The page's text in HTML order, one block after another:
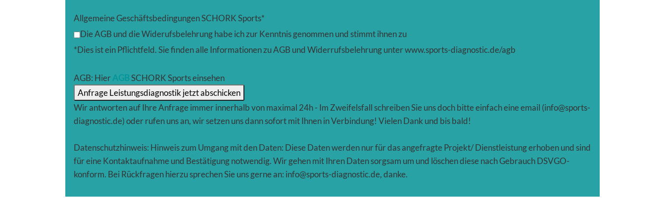
Allgemeine Geschäftsbedingungen SCHORK Sports*
Die AGB und die Widerufsbelehrung habe ich zur Kenntnis genommen und stimmt ihnen zu
*Dies ist ein Pflichtfeld. Sie finden alle Informationen zu AGB und Widerrufsbelehrung unter www.sports-diagnostic.de/agb
AGB: HierAGBSCHORK Sports einsehen
Anfrage Leistungsdiagnostik jetzt abschicken
Wir antworten auf Ihre Anfrage immer innerhalb von maximal 24h - Im Zweifelsfall schreiben Sie uns doch bitte einfach eine email (info@sports-
diagnostic.de) oder rufen uns an, wir setzen uns dann sofort mit Ihnen in Verbindung! Vielen Dank und bis bald!
Datenschutzhinweis: Hinweis zum Umgang mit den Daten: Diese Daten werden nur für das angefragte Projekt/ Dienstleistung erhoben und sind
für eine Kontaktaufnahme und Bestätigung notwendig. Wir gehen mit Ihren Daten sorgsam um und löschen diese nach Gebrauch DSVGO-
konform. Bei Rückfragen hierzu sprechen Sie uns gerne an: info@sports-diagnostic.de, danke.